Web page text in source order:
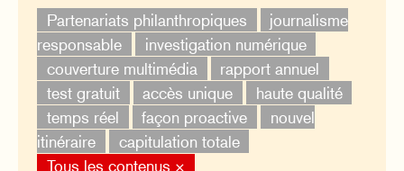
Partenariats philanthropiques
journalisme
responsable
investigation numérique
couverture multimédia
rapport annuel
test gratuit
accès unique
haute qualité
temps réel
façon proactive
nouvel
itinéraire
capitulation totale
Tous les contenus ×